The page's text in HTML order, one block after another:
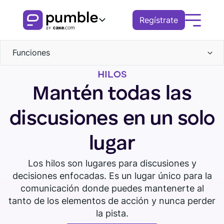
Regístrate
Producto
Canales
Hilos
Notificaciones
Logística
Ventas
Recursos
Centro de conocimiento
Guías de Pumble
Blog
Ve el tour
Funciones
Hilos
Colaboración
Búsqueda
Llamadas
Pantalla compartida
Notificaciones
Planificación
Recordatorios
Administración
Permisos
Invitados
HILOS
Mantén todas las
discusiones en un solo
lugar
Los hilos son lugares para discusiones y
decisiones enfocadas. Es un lugar único para la
comunicación donde puedes mantenerte al
tanto de los elementos de acción y nunca perder
la pista.